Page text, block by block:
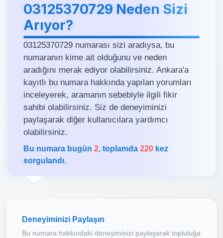
03125370729 Neden Sizi
Arıyor?
03125370729 numarası sizi aradıysa, bu
numaranın kime ait olduğunu ve neden
aradığını merak ediyor olabilirsiniz. Ankara'a
kayıtlı bu numara hakkında yapılan yorumları
inceleyerek, aramanın sebebiyle ilgili fikir
sahibi olabilirsiniz. Siz de deneyiminizi
paylaşarak diğer kullanıcılara yardımcı
olabilirsiniz.
Bu numara bugün 2, toplamda 220 kez
sorgulandı.
Deneyiminizi Paylaşın
Bu numara hakkındaki deneyiminizi paylaşarak topluluğa